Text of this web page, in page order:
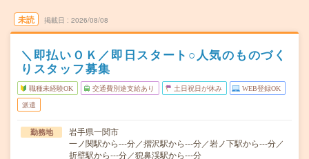
未読 掲載日 2026/08/08
＼即払いＯＫ／即日スタート○人気のものづく
りスタッフ募集
職種未経験OK 交通費別途支給あり 土日祝日が休み WEB登録OK
派遣
勤務地
岩手県一関市
一ノ関駅から---分／摺沢駅から---分／岩ノ下駅から---分／
折壁駅から---分／猊鼻渓駅から---分